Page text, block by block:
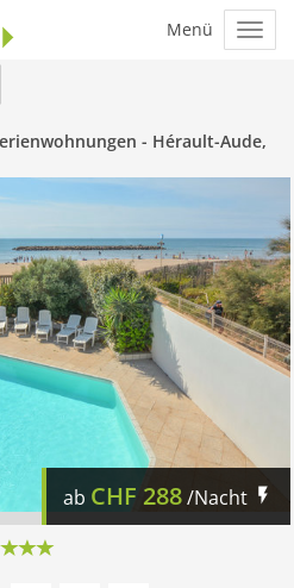
- Hérault-Aude,
ab CHF 288/Nacht